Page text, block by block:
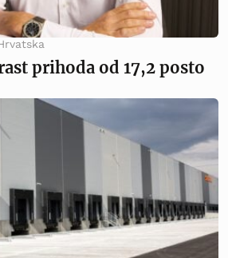
prihoda od 17,2 posto